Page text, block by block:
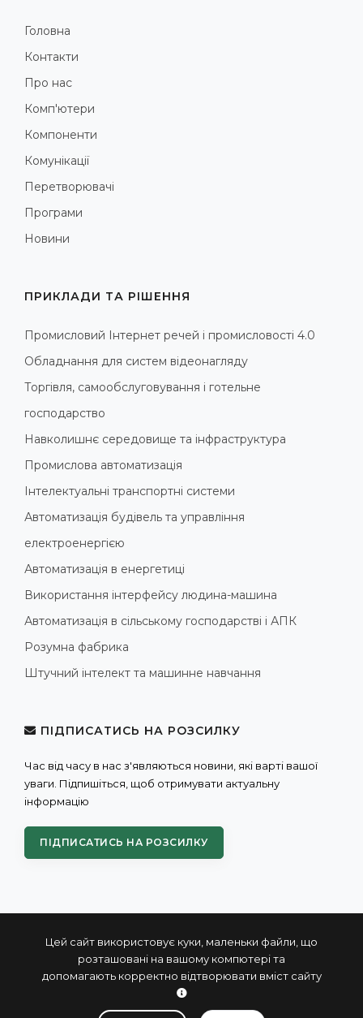
Цей сайт використовує куки, маленьки файли, що
розташовані на вашому компютері та
допомагають корректно відтворювати вміст сайту
Головна
Контакти
Про нас
Комп'ютери
Компоненти
Комунікації
Перетворювачі
Програми
Новини
ПРИКЛАДИ ТА РІШЕННЯ
Промисловий Інтернет речей і промисловості 4.0
Обладнання для систем відеонагляду
Торгівля, самообслуговування і готельне
господарство
Навколишнє середовище та інфраструктура
Промислова автоматизація
Інтелектуальні транспортні системи
Автоматизація будівель та управління
електроенергією
Автоматизація в енергетиці
Використання інтерфейсу людина-машина
Автоматизація в сільському господарстві і АПК
Розумна фабрика
Штучний інтелект та машинне навчання
ПІДПИСАТИСЬ НА РОЗСИЛКУ
Час від часу в нас з'являються новини, які варті вашої
уваги. Підпишіться, щоб отримувати актуальну
інформацію
ПІДПИСАТИСЬ НА РОЗСИЛКУ
© 2004 - 2026 ПРОКСИС™ - промислові комп'ютери та
системи